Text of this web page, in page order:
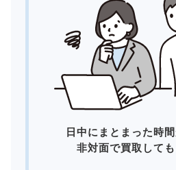
日中にまとまった時間
非対面で買取しても